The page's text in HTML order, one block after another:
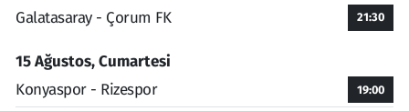
Galatasaray - Çorum FK
21:30
15 Ağustos, Cumartesi
Konyaspor - Rizespor
19:00